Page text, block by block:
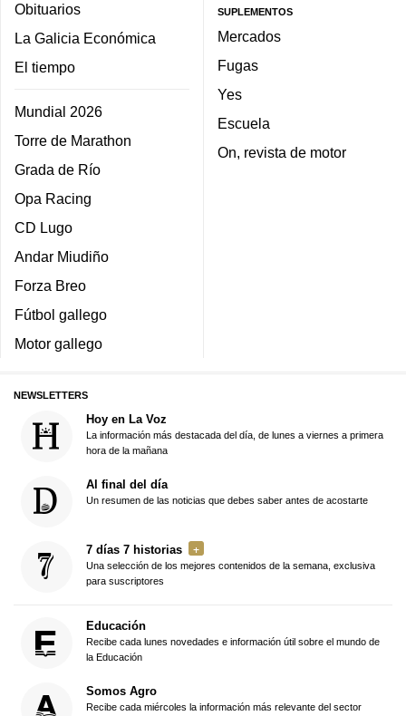
Obituarios
La Galicia Económica
El tiempo
Mundial 2026
Torre de Marathon
Grada de Río
Opa Racing
CD Lugo
Andar Miudiño
Forza Breo
Fútbol gallego
Motor gallego
SUPLEMENTOS
Mercados
Fugas
Yes
Escuela
On, revista de motor
NEWSLETTERS
Hoy en La Voz
La información más destacada del día, de lunes a viernes a primera
hora de la mañana
Al final del día
Un resumen de las noticias que debes saber antes de acostarte
7 días 7 historias
Una selección de los mejores contenidos de la semana, exclusiva
para suscriptores
Educación
Recibe cada lunes novedades e información útil sobre el mundo de
la Educación
Somos Agro
Recibe cada miércoles la información más relevante del sector